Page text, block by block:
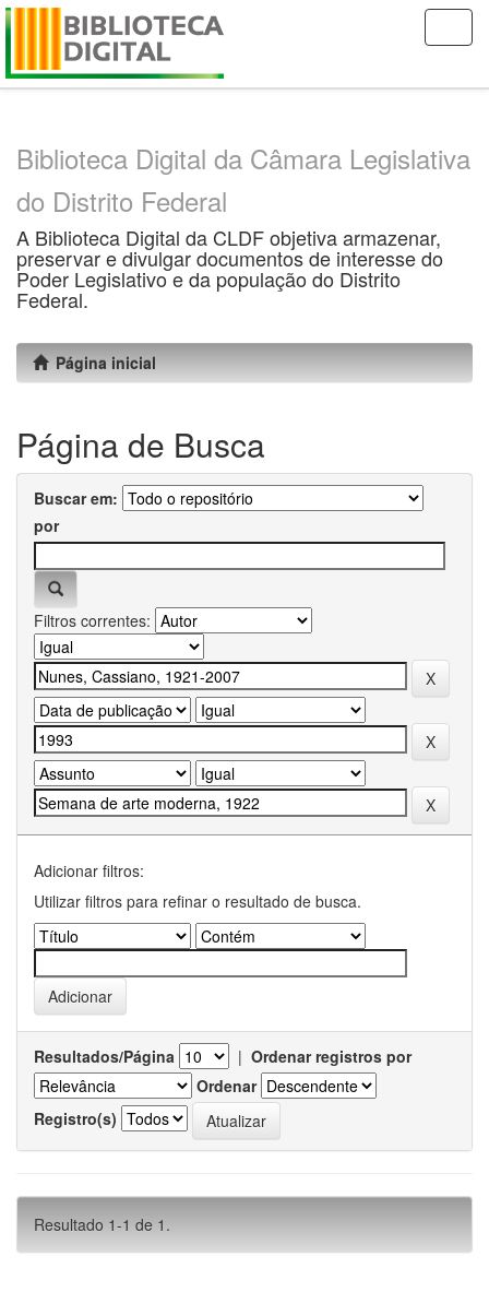
Skip
Biblioteca Digital da Câmara Legislativa
do Distrito Federal
A Biblioteca Digital da CLDF objetiva armazenar,
preservar e divulgar documentos de interesse do
Poder Legislativo e da população do Distrito
Federal.
Página inicial
Página de Busca
Buscar em:
por
Filtros correntes:
Adicionar filtros:
Utilizar filtros para refinar o resultado de busca.
Resultados/Página | Ordenar registros por
Ordenar
Registro(s)
Resultado 1-1 de 1.